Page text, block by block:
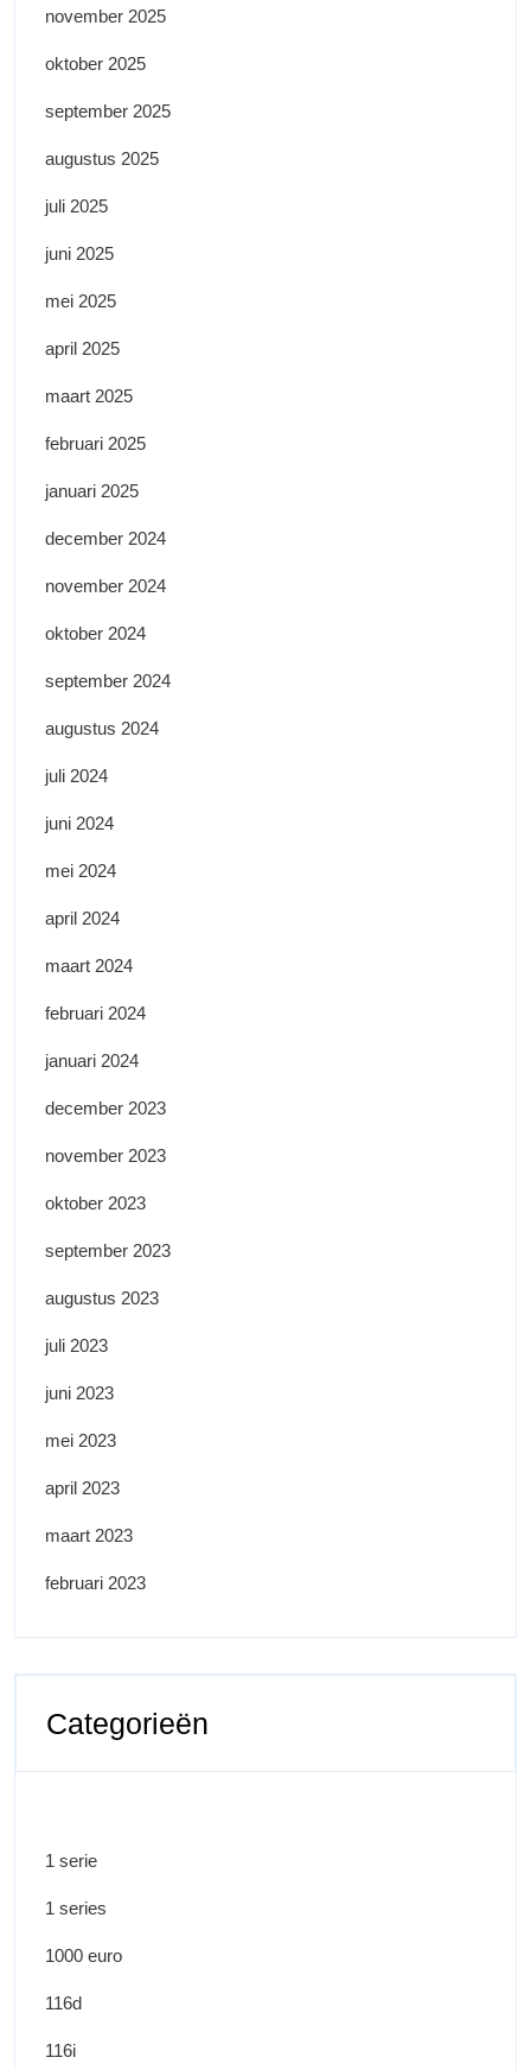
november 2025
oktober 2025
september 2025
augustus 2025
juli 2025
juni 2025
mei 2025
april 2025
maart 2025
februari 2025
januari 2025
december 2024
november 2024
oktober 2024
september 2024
augustus 2024
juli 2024
juni 2024
mei 2024
april 2024
maart 2024
februari 2024
januari 2024
december 2023
november 2023
oktober 2023
september 2023
augustus 2023
juli 2023
juni 2023
mei 2023
april 2023
maart 2023
februari 2023
Categorieën
1 serie
1 series
1000 euro
116d
116i